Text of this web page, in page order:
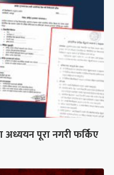
पूरा नगरी फर्किए